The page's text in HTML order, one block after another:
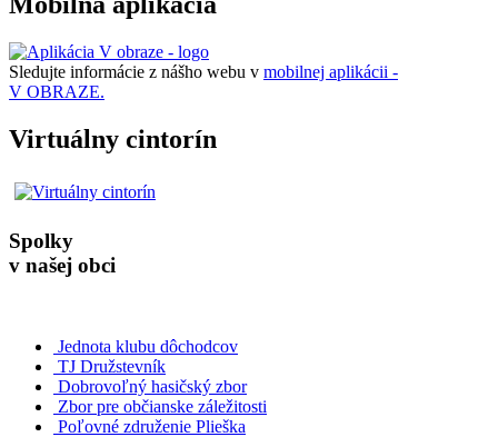
Sledujte informácie z nášho webu v mobilnej aplikácii -
V OBRAZE.
Virtuálny cintorín
Spolky
v našej obci
Jednota klubu dôchodcov
TJ Družstevník
Dobrovoľný hasičský zbor
Zbor pre občianske záležitosti
Poľovné združenie Plieška